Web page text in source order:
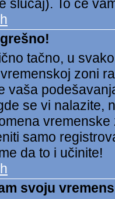
slučaj). To će
tačno, u
zoni
vaša
se vi nalazite,
samo
da to i učinite!
svoju